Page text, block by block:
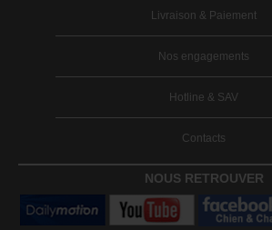
Livraison & Paiement
Nos engagements
Hotline & SAV
Contacts
NOUS RETROUVER